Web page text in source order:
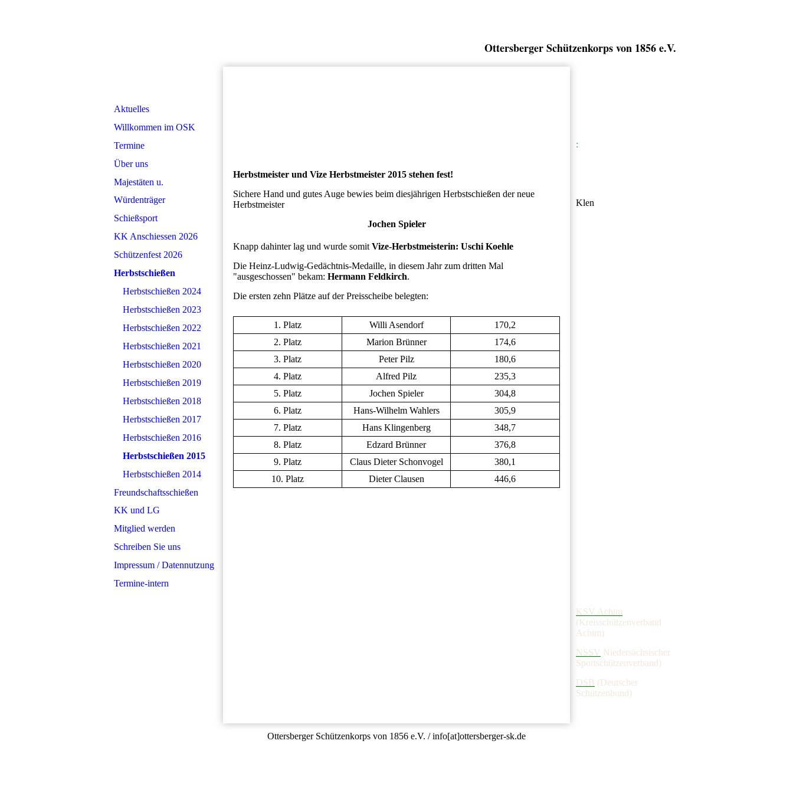
Ottersberger Schützenkorps von 1856 e.V.
Aktuelles
Willkommen im OSK
Termine
Über uns
Majestäten u.
Würdenträger
Schießsport
KK Anschiessen 2026
Schützenfest 2026
Herbstschießen
Herbstschießen 2024
Herbstschießen 2023
Herbstschießen 2022
Herbstschießen 2021
Herbstschießen 2020
Herbstschießen 2019
Herbstschießen 2018
Herbstschießen 2017
Herbstschießen 2016
Herbstschießen 2015
Herbstschießen 2014
Freundschaftsschießen
KK und LG
Mitglied werden
Schreiben Sie uns
Impressum / Datennutzung
Termine-intern
Herbstmeister und Vize Herbstmeister 2015 stehen fest!
Sichere Hand und gutes Auge bewies beim diesjährigen Herbstschießen der neue
Herbstmeister
Jochen Spieler
Knapp dahinter lag und wurde somit Vize-Herbstmeisterin: Uschi Koehle
Die Heinz-Ludwig-Gedächtnis-Medaille, in diesem Jahr zum dritten Mal
"ausgeschossen" bekam: Hermann Feldkirch.
Die ersten zehn Plätze auf der Preisscheibe belegten:
1. Platz Willi Asendorf
170,2
2. Platz
Marion Brünner
174,6
3. Platz
Peter Pilz
180,6
4. Platz
Alfred Pilz
235,3
5. Platz
Jochen Spieler
304,8
6. Platz
Hans-Wilhelm Wahlers
305,9
7. Platz
Hans Klingenberg
348,7
8. Platz
Edzard Brünner
376,8
9. Platz
Claus Dieter Schonvogel
380,1
10. Platz
Dieter Clausen 446,6
:
Klen
KSV Achim
(Kreisschützenverband
Achim)
NSSV Niedersächsischer
Sportschützenverband)
DSB (Deutscher
Schützenbund)
Ottersberger Schützenkorps von 1856 e.V. / info[at]ottersberger-sk.de